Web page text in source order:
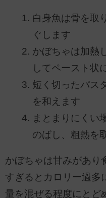
白身魚は骨を取
ぐします
かぼちゃは加熱
してペースト状
短く切ったパス
を和えます
まとまりにくい
のばし、粗熱を
かぼちゃは甘みがあり
すぎるとカロリー過多
量を混ぜる程度にとど